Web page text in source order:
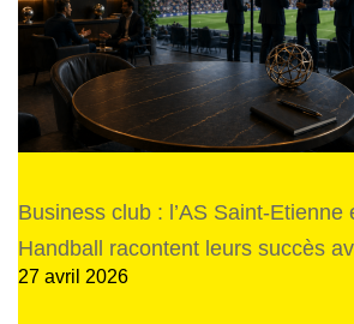
Business club : l’AS Saint-Etienne
Handball racontent leurs succès
27 avril 2026